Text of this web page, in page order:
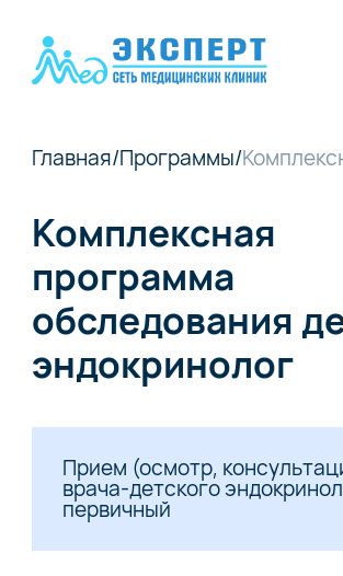
Главная/Программы/
Комплексная
программа
обследования
эндокринолог
Прием (осмотр,
врача-детского
первичный